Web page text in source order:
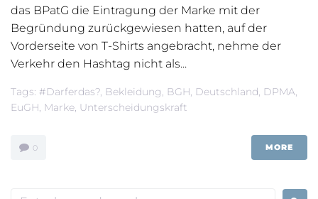
das BPatG die Eintragung der Marke mit der
Begründung zurückgewiesen hatten, auf der
Vorderseite von T-Shirts angebracht, nehme der
Verkehr den Hashtag nicht als...
Tags: #darferdas?, Bekleidung, BGH, Deutschland, DPMA,
EuGH, Marke, Unterscheidungskraft
0 MORE